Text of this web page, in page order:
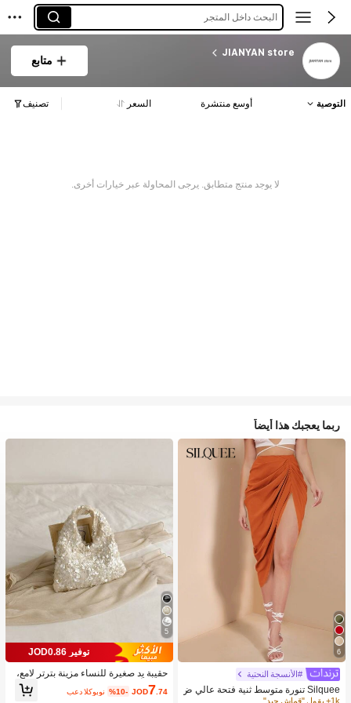
البحث داخل المتجر
JIANYAN store
متابع
التوصية أوسع منتشرة السعر تصنيف
لا يوجد منتج متطابق. يرجى المحاولة عبر خيارات أخرى.
ربما يعجبك هذا أيضاً
6
#الأنسجة النحتية
Silquee تنورة متوسط ثنية فتحة عالي ض
يق
5
توفير JOD0.86
حقيبة يد صغيرة للنساء مزينة بترتر لامع،
قابضة أنيقة للسهرات مناسبة للمواعيد وا
لحفلات والمناسبات
JOD7 .74
%10- بعد الكوبون